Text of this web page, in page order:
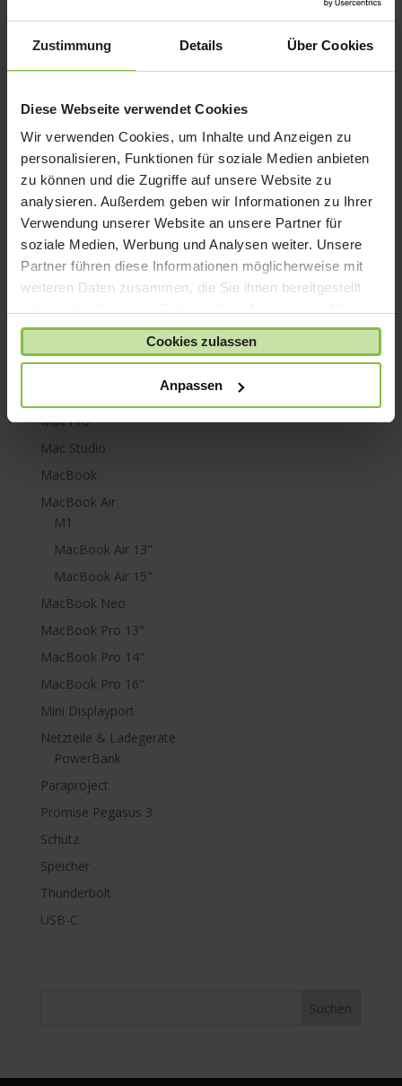
Zustimmung Details Über Cookies
Diese Webseite verwendet Cookies
Wir verwenden Cookies, um Inhalte und Anzeigen zu
personalisieren, Funktionen für soziale Medien anbieten
zu können und die Zugriffe auf unsere Website zu
analysieren. Außerdem geben wir Informationen zu Ihrer
Verwendung unserer Website an unsere Partner für
soziale Medien, Werbung und Analysen weiter. Unsere
Partner führen diese Informationen möglicherweise mit
weiteren Daten zusammen, die Sie ihnen bereitgestellt
gesammelt haben.
Cookies zulassen
Anpassen
iPad mini
iPad Pro
iPhone 6
iPhone SE
iPhone X
iPod nano
iPod shuffle
iPod touch
Kabel & Adapter
Kopfhörer
Lightning
Mac Pro
Mac Studio
MacBook
MacBook Air
M1
MacBook Air 13"
MacBook Air 15"
MacBook Neo
MacBook Pro 13"
MacBook Pro 14"
MacBook Pro 16"
Mini Displayport
Netzteile & Ladegeräte
PowerBank
Paraproject
Promise Pegasus 3
Schutz
Speicher
Thunderbolt
USB-C